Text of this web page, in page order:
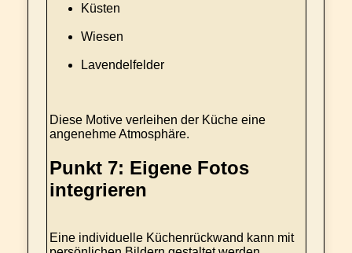
Küsten
Wiesen
Lavendelfelder
Diese Motive verleihen der Küche eine
angenehme Atmosphäre.
Punkt 7: Eigene Fotos
integrieren
Eine individuelle Küchenrückwand kann mit